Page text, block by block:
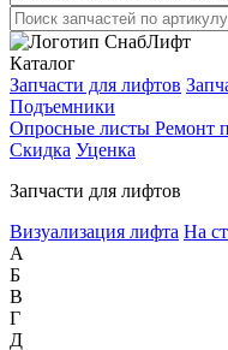
Каталог
Запчасти для лифтов
Подъемники
Опросные листы Ремонт
Скидка Уценка
Запчасти для лифтов
Визуализация лифта На
А
Б
В
Г
Д